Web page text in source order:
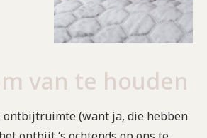
van te houden
ontbijtruimte (want ja, die hebben